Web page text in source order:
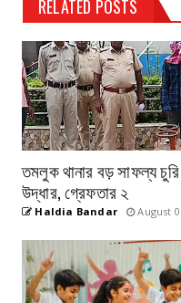
RELATED POSTS
তমলুক থানার বড় সাফল্য চুরি
উদ্ধার, গ্রেফতার ২
Haldia Bandar August